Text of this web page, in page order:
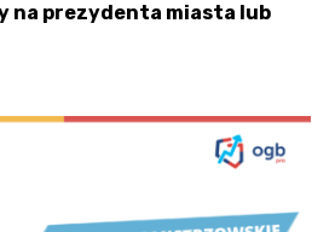
na prezydenta miasta lub